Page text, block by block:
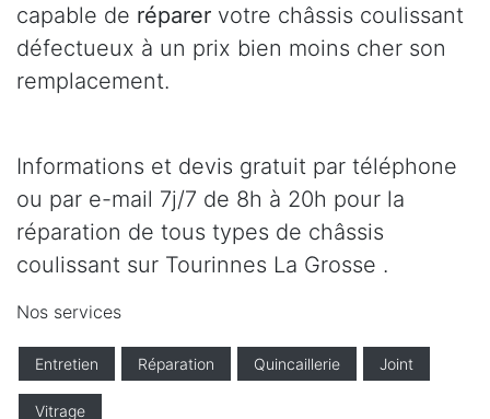
capable de réparer votre châssis coulissant
défectueux à un prix bien moins cher son
remplacement.
Informations et devis gratuit par téléphone
ou par e-mail 7j/7 de 8h à 20h pour la
réparation de tous types de châssis
coulissant sur Tourinnes La Grosse .
Nos services
Entretien Réparation Quincaillerie Joint
Vitrage